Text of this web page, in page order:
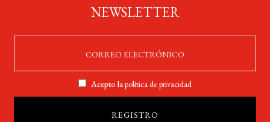
NEWSLETTER
Acepto lapolítica de privacidad